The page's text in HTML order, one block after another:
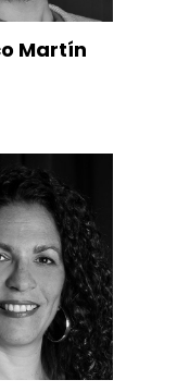
Martín